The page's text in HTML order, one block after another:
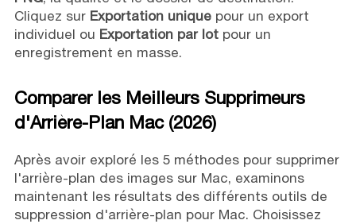
Cliquez sur Exportation uniquepour un export
individuel ou Exportation par lotpour un
enregistrement en masse.
Comparer les Meilleurs Supprimeurs
d'Arrière-Plan Mac (2026)
Après avoir exploré les 5 méthodes pour supprimer
l'arrière-plan des images sur Mac, examinons
maintenant les résultats des différents outils de
suppression d'arrière-plan pour Mac. Choisissez